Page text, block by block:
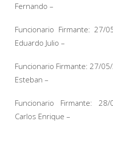
Fernando –
Funcionario Firmante: 27/
Eduardo Julio –
Funcionario Firmante: 27/
Esteban –
Funcionario Firmante:
Carlos Enrique –